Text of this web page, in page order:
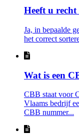
Heeft u
Ja, in bepaalde
het correct
Wat is een
CBB staat voor
Vlaams bedrijf
CBB nummer...